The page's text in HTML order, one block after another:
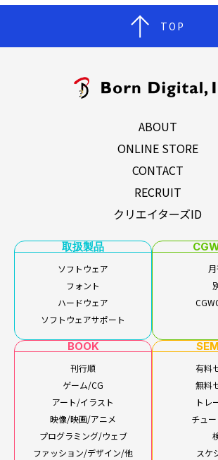
TOP
ABOUT
ONLINE STORE
CONTACT
RECRUIT
クリエイターズID
取扱製品
ソフトウェア
フォント
ハードウェア
ソフトウェアサポート
BOOK
刊行順
ゲーム/CG
アート/イラスト
映像/映画/アニメ
プログラミング/ウェブ
ファッション/デザイン/他
有料
無料
トレ
チュ
スケ